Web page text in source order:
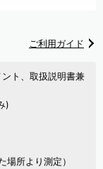
ご利用ガイド
ト、取扱説明書兼
)
所より測定）